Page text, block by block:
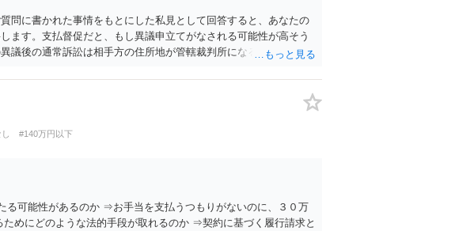
問に書かれた事情をもとにした私見として回答すると、あなたの
ます。支払督促だと、もし異議申立てがなされる可能性が高そう
議後の通常訴訟は相手方の住所地が管轄裁判所になるため（特に
通常は認められません。
#140万円以下
る可能性があるのか ⇒お手当を支払うつもりがないのに、３０万
めにどのような法的手段が取れるのか ⇒契約に基づく履行請求と